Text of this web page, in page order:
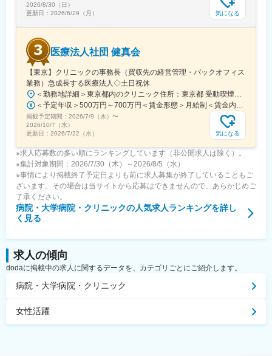
2026/8/30（日）
更新日： 2026/6/29（月） 気になる
医療法人社団 健真会
【東京】クリニックの事務長（買収先の経営管理・バックオフィス
業務）急成長する医療法人◇土日祝休
＜勤務地詳細＞東京都内のクリニック住所：東京都 受動喫煙対策：敷地内全面禁煙変更の範囲：会社の定める事業所
＜予定年収＞500万円～700万円＜賃金形態＞月給制＜賃金内訳＞月額（基本給）：350,000円～500,000円＜月給＞350,000円～500,000円＜昇給有無＞有＜残業手当＞有賃金はあくまでも目安の金額であり、選考を通じて上下する可能性があります。月給(月額)は固定手当を含めた表記です。
掲載予定期間： 2026/7/9（木） 〜
2026/10/7（水）
更新日： 2026/7/22（水） 気になる
※求人応募数の多い順にランキングしています（非公開求人は除く）。
※集計対象期間：2026/7/30（木）～2026/8/5（水）
※事情により掲載終了予定日よりも前に求人募集が終了していることもご
ざいます。その場合は当サイトから応募はできませんので、あらかじめご
了承ください。
病院・大学病院・クリニックの人気求人ランキングを詳し
く見る
求人の傾向
dodaに掲載中の求人に関するデータを、カテゴリごとにご紹介します。
病院・大学病院・クリニック
女性活躍